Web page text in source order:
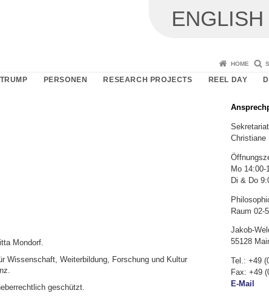
HOME
PERSONEN RESEARCH PROJECTS REEL DAY
Mondorf.
Wissenschaft, Weiterbildung, Forschung und Kultur
geschützt.
Christiane
Mo 14:00-
Di & Do
Raum 02-
Jakob-
55128
Tel.: +49
Fax: +49
E-Mail